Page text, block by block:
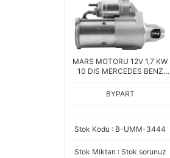
MARS MOTORU 12V 1,7 KW
10 DIS MERCEDES BENZ
E300 - S500 - SPRINTER 3.0
BYPART
Stok Kodu : B-UMM-3444
Stok Miktarı : Stok sorunuz